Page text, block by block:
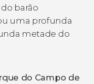
barão
uma profunda
metade do
do Campo de